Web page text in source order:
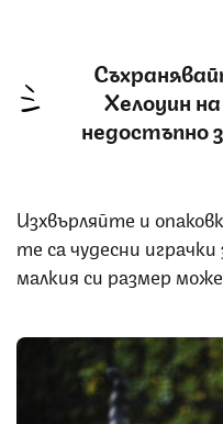
Хелоуин
недостъпно
Изхвърляйте и
те са чудесни
малкия си размер